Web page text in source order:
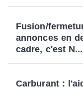
Fusion/
annonces en
cadre, c'est N...
Carburant :